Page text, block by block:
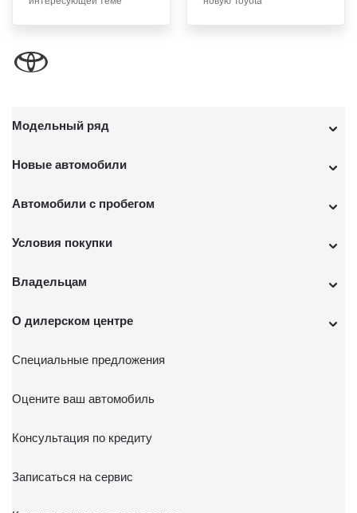
Модельный ряд
Новые автомобили
Автомобили с пробегом
Условия покупки
Владельцам
О дилерском центре
Специальные предложения
Оцените ваш автомобиль
Консультация по кредиту
Записаться на сервис